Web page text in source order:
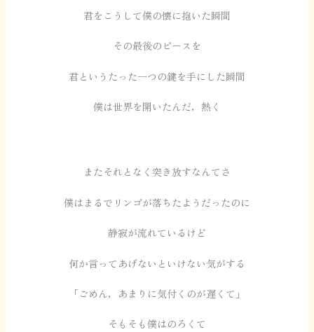
君をこうして僕の懐に抱いた瞬間
その最後のピースを
君というたった一つの鍵を手にした瞬間
僕は世界を開いたんだ，熱く
またそれとなく突き放すなんてさ
僕はまるでリンゴが落ちたようだったのに
静寂が流れているけど
何か言ってあげないといけない気がする
「ごめん，あまりに気付くのが遅くて」
そもそも僕はのろくて